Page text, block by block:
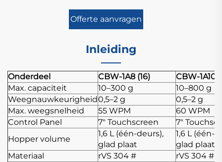
Offerte aanvragen
Inleiding
Onderdeel CBW-1A8 (16)
CBW-1A10
Max. capaciteit
10–300 g
10–800 g
Weegnauwkeurigheid0,5–2 g
0,5–2 g
Max. weegsnelheid
55 WPM
60 WPM
Control Panel
7" Touchscreen
7"
Hopper volume
1,6 L (één-deurs),
glad plaat
1,6 L (één-
glad plaat
Materiaal
rVS 304 #
rVS 304 #